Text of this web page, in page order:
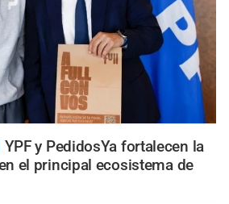
YPF y PedidosYa fortalecen la
el principal ecosistema de